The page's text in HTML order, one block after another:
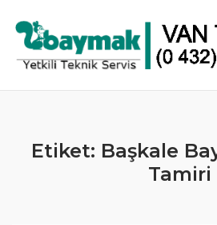
content
Etiket: Başkale
Tamiri